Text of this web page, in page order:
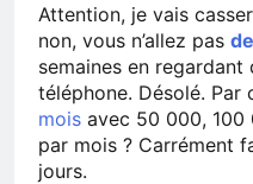
Attention, je vais
non, vous n’allez pas
semaines en
téléphone. Désolé. Par
mois avec 50 000, 100
par mois ? Carrément
jours.